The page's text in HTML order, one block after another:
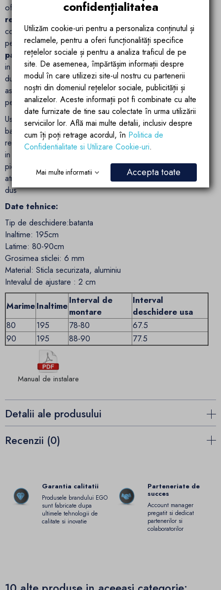
ofere flexibilitate maxima in amenajarea baii dvs., fiind
reversibila
si usor de montat in functie de preferintele si
configuratia spatiului dumneavoastra. Aceasta caracteristica
permite instalareaatat pe partea stanga, cat si pe
partea dreapta a deschiderii de dus, oferind libertate
in designul interior. Indiferent de cum este configurata baia
dumneavoastra, usa de dus Azure se adapteaza perfect,
asigurand o integrare armonioasa si functionalitate optima
pentru fiecare utilizator.
Usa de dus Azure nu doar ca imbunatateste functionalitatea
baii tale, dar transforma spatiul intr-o oaza de relaxare si lux,
reflectand standardele inalte alebrandului Ego Interiors
in fiecare aspect. Alege sa iti completezi baia cu aceasta
piesa de mobilier eleganta si practica, care nu doar ca
atrage privirile, dar si imbunatateste experienta ta zilnica de
dus
Date tehnice:
Tip de deschidere:batanta
Inaltime: 195cm
Latime: 80-90cm
Grosimea sticlei: 6 mm
Material: Sticla securizata, aluminiu
Intevalul de ajustare : 2 cm
MarimeInaltimeInterval de
montare
Interval
deschidere usa
80
195 78-80
67.5
90
195 88-90 77.5
Manual de instalare
Detalii ale produsului
Recenzii (0)
Garantia calitatii
Produsele brandului EGO
sunt fabricate dupa
ultimele tehnologii de
calitate si inovatie
Parteneriate de
succes
Account manager
pregatit si dedicat
partenerilor si
colaboratorilor
confidențialitatea
Utilizăm cookie-uri pentru a personaliza conținutul și
reclamele, pentru a oferi funcționalități specifice
rețelelor sociale și pentru a analiza traficul de pe
site. De asemenea, împărtășim informații despre
modul în care utilizezi site-ul nostru cu partenerii
noștri din domeniul rețelelor sociale, publicității și
analizelor. Aceste informații pot fi combinate cu alte
date furnizate de tine sau colectate în urma utilizării
serviciilor lor. Află mai multe detalii, inclusiv despre
cum îți poți retrage acordul, în Politica de
Confidentialitate si Utilizare Cookie-uri.
Mai multe informatii Accepta toate